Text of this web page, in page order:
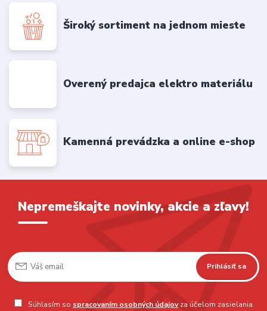
Široký sortiment na jednom mieste
Overený predajca elektro materiálu
Kamenná prevádzka a online e-shop
Nepremeškajte novinky, akcie a zľavy!
Prihlásiť sa
Súhlasím so spracovaním osobných údajovza účelom zasielania